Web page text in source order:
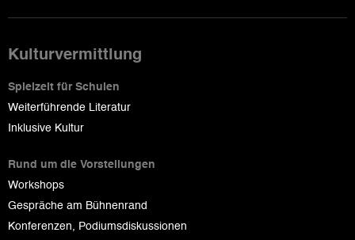
Kulturvermittlung
Spielzeit für Schulen
Weiterführende Literatur
Inklusive Kultur
Rund um die Vorstellungen
Workshops
Gespräche am Bühnenrand
Konferenzen, Podiumsdiskussionen